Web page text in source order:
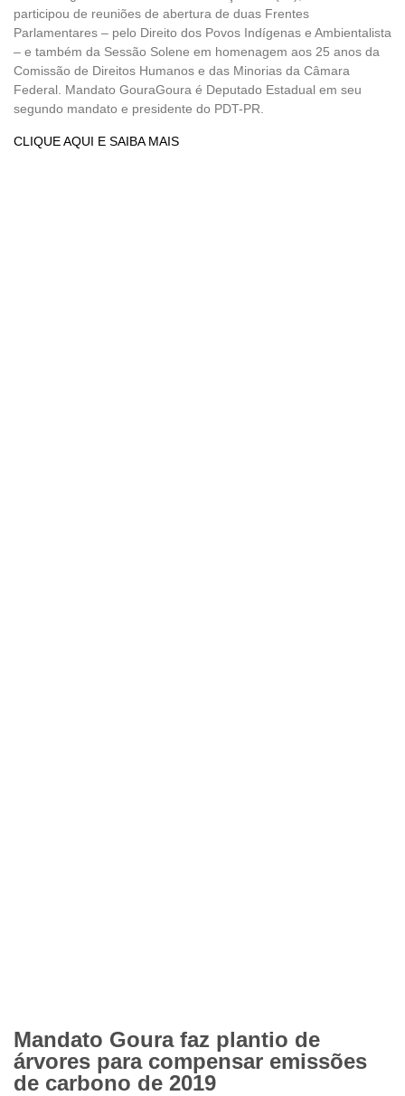
participou de reuniões de abertura de duas Frentes
Parlamentares – pelo Direito dos Povos Indígenas e Ambientalista
– e também da Sessão Solene em homenagem aos 25 anos da
Comissão de Direitos Humanos e das Minorias da Câmara
Federal. Mandato GouraGoura é Deputado Estadual em seu
segundo mandato e presidente do PDT-PR.
CLIQUE AQUI E SAIBA MAIS
Mandato Goura faz plantio de
árvores para compensar emissões
de carbono de 2019